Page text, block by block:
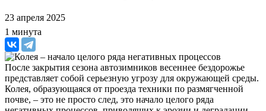
23 апреля 2025
1 минута
После закрытия сезона автозимников весеннее бездорожье
представляет собой серьезную угрозу для окружающей среды.
Колея, образующаяся от проезда техники по размягченной
почве, – это не просто след, это начало целого ряда